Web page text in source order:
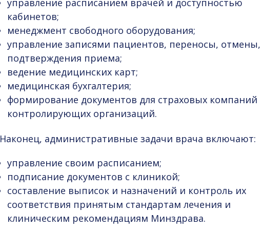
управление расписанием врачей и доступностью
кабинетов;
менеджмент свободного оборудования;
управление записями пациентов, переносы, отмены,
подтверждения приема;
ведение медицинских карт;
медицинская бухгалтерия;
формирование документов для страховых компаний
контролирующих организаций.
Наконец, административные задачи врача включают:
управление своим расписанием;
подписание документов с клиникой;
составление выписок и назначений и контроль их
соответствия принятым стандартам лечения и
клиническим рекомендациям Минздрава.